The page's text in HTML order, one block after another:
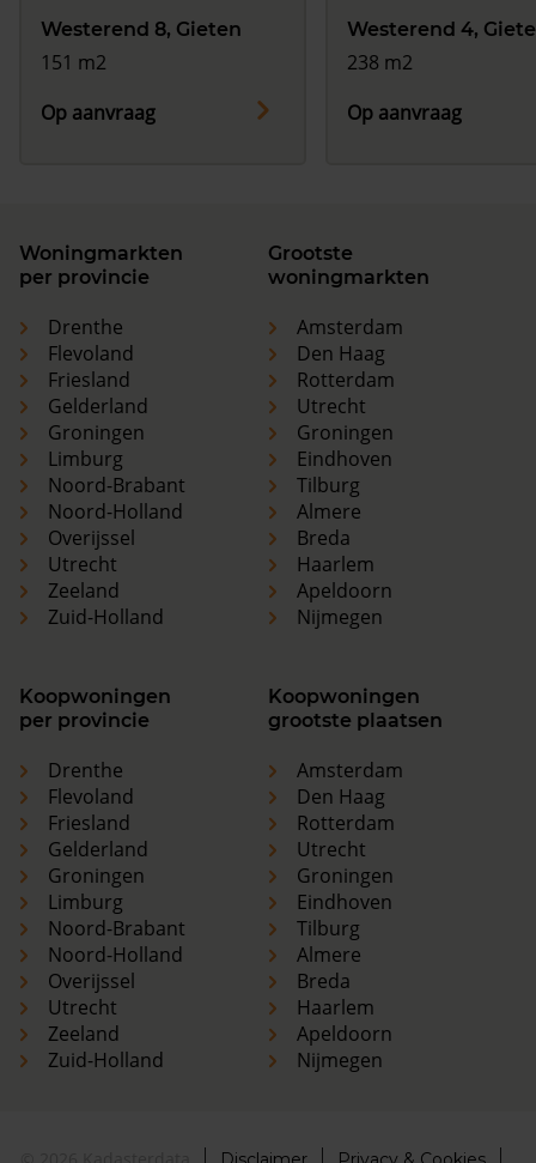
Westerend 8, Gieten
151 m2
Op aanvraag
Westerend 4,
238 m2
Op aanvraag
Woningmarkten
per provincie
Drenthe
Flevoland
Friesland
Gelderland
Groningen
Limburg
Noord-Brabant
Noord-Holland
Overijssel
Utrecht
Zeeland
Zuid-Holland
Grootste
woningmarkten
Amsterdam
Den Haag
Rotterdam
Utrecht
Groningen
Eindhoven
Tilburg
Almere
Breda
Haarlem
Apeldoorn
Nijmegen
Koopwoningen
per provincie
Drenthe
Flevoland
Friesland
Gelderland
Groningen
Limburg
Noord-Brabant
Noord-Holland
Overijssel
Utrecht
Zeeland
Zuid-Holland
Koopwoningen
grootste plaatsen
Amsterdam
Den Haag
Rotterdam
Utrecht
Groningen
Eindhoven
Tilburg
Almere
Breda
Haarlem
Apeldoorn
Nijmegen